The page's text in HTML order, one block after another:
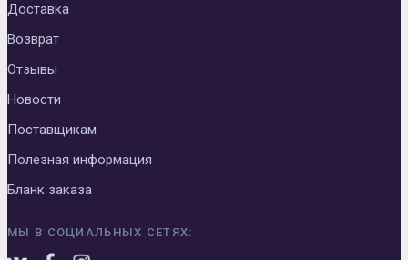
Доставка
Возврат
Отзывы
Новости
Поставщикам
Полезная информация
Бланк заказа
МЫ В СОЦИАЛЬНЫХ СЕТЯХ: